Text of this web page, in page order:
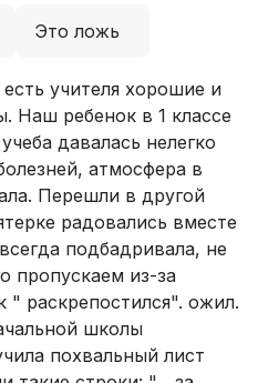
Это ложь
учителя хорошие и
Наш ребенок в 1 классе
давалась нелегко
атмосфера в
Перешли в другой
радовались вместе
подбадривала, не
пропускаем из-за
" раскрепостился". ожил.
школы
похвальный лист